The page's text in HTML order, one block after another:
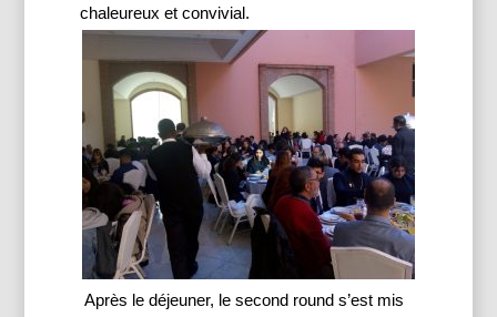
chaleureux et convivial.
Après le déjeuner, le second round s’est mis